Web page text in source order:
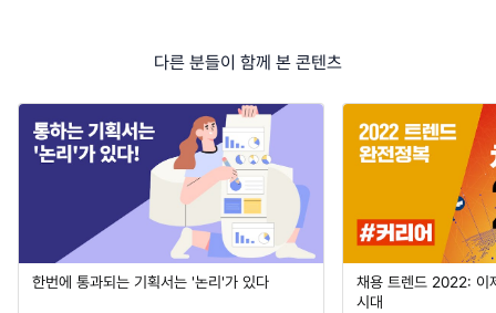
다른 분들이 함께 본 콘텐츠
한번에 통과되는 기획서는 '논리'가 있다
채용 트렌드 2022: 이
시대